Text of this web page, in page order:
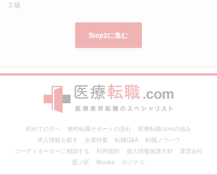
２級
初めての方へ 無料転職サポートの流れ
医療転職.comの強み
求人情報を探す
企業特集 転職Q&A
転職ノウハウ
コーディネーターに相談する
利用規約 個人情報保護方針
運営会社
医ノ匠
Brucke ポジナス